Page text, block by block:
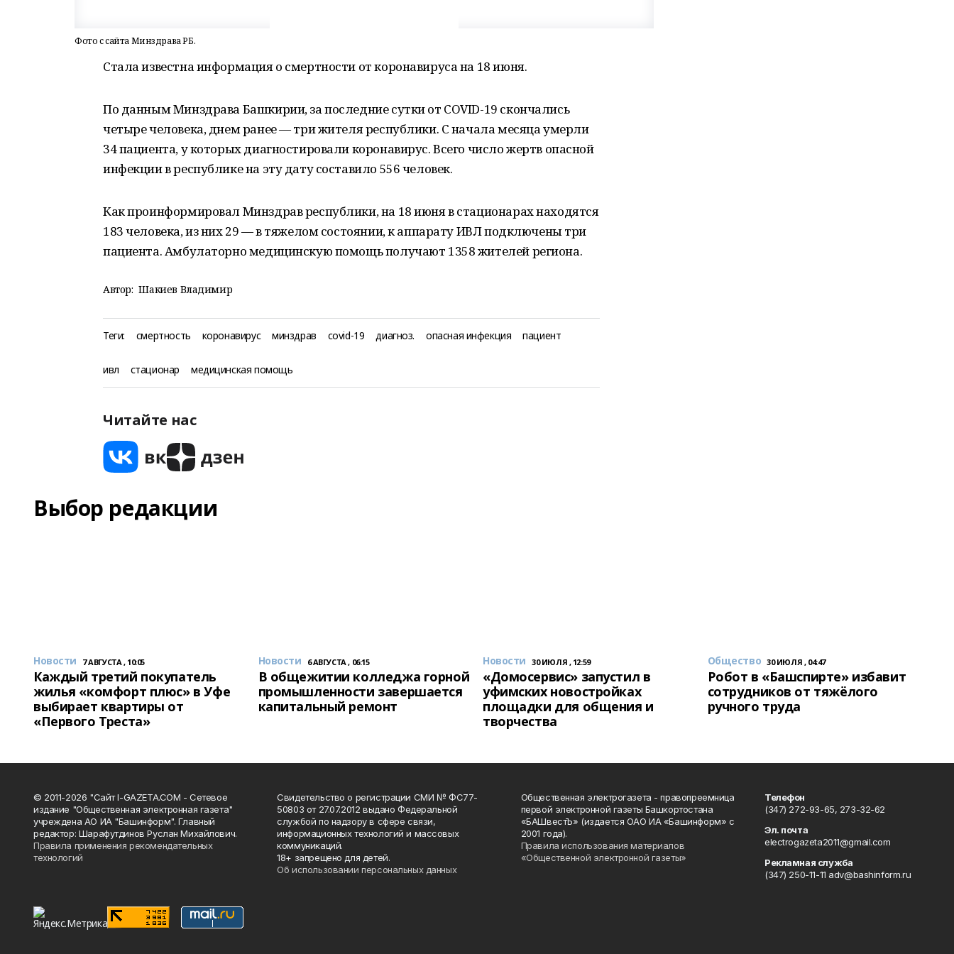
Фото с сайта Минздрава РБ.
Стала известна информация о смертности от коронавируса на 18 июня.
По данным Минздрава Башкирии, за последние сутки от COVID-19 скончались
четыре человека, днем ранее — три жителя республики. С начала месяца умерли
34 пациента, у которых диагностировали коронавирус. Всего число жертв опасной
инфекции в республике на эту дату составило 556 человек.
Как проинформировал Минздрав республики, на 18 июня в стационарах находятся
183 человека, из них 29 — в тяжелом состоянии, к аппарату ИВЛ подключены три
пациента. Амбулаторно медицинскую помощь получают 1358 жителей региона.
Автор: Шакиев Владимир
Теги: смертность коронавирус минздрав covid-19 диагноз. опасная инфекция пациент
ивл стационар медицинская помощь
Читайте нас
Выбор редакции
Новости 7 АВГУСТА , 10:05
Каждый третий покупатель
жилья «комфорт плюс» в Уфе
выбирает квартиры от
«Первого Треста»
Новости 6 АВГУСТА , 06:15
В общежитии колледжа горной
промышленности завершается
капитальный ремонт
Новости 30 ИЮЛЯ , 12:59
«Домосервис» запустил в
уфимских новостройках
площадки для общения и
творчества
Общество 30 ИЮЛЯ , 04:47
Робот в «Башспирте» избавит
сотрудников от тяжёлого
ручного труда
© 2011-2026 "Сайт I-GAZETA.COM - Сетевое
издание "Общественная электронная газета"
учреждена АО ИА "Башинформ". Главный
редактор: Шарафутдинов Руслан Михайлович.
Правила применения рекомендательных
технологий
Свидетельство о регистрации СМИ № ФС77-
50803 от 27.07.2012 выдано Федеральной
службой по надзору в сфере связи,
информационных технологий и массовых
коммуникаций.
18+ запрещено для детей.
Об использовании персональных данных
Общественная электрогазета - правопреемница
первой электронной газеты Башкортостана
«БАШвестЪ» (издается ОАО ИА «Башинформ» с
2001 года).
Правила использования материалов
«Общественной электронной газеты»
Телефон
(347) 272-93-65, 273-32-62
Эл. почта
electrogazeta2011@gmail.com
Рекламная служба
(347) 250-11-11 adv@bashinform.ru